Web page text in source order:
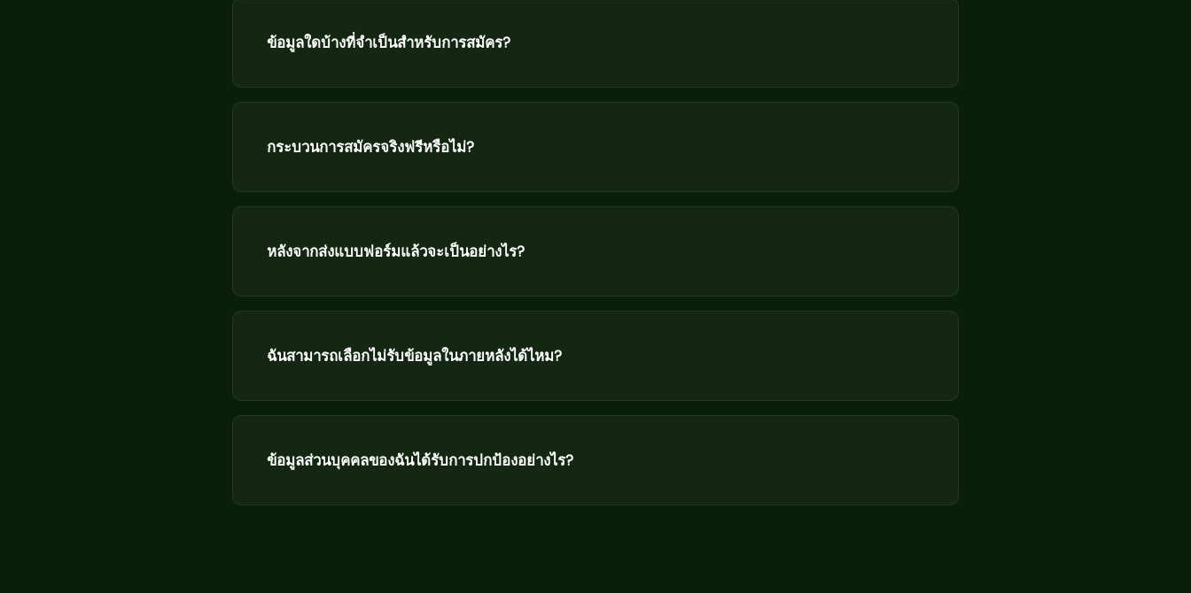
ข้อมูลใดบ้างที่จำเป็นสำหรับการสมัคร?
กระบวนการสมัครจริงฟรีหรือไม่?
หลังจากส่งแบบฟอร์มแล้วจะเป็นอย่างไร?
ฉันสามารถเลือกไม่รับข้อมูลในภายหลังได้ไหม?
ข้อมูลส่วนบุคคลของฉันได้รับการปกป้องอย่างไร?